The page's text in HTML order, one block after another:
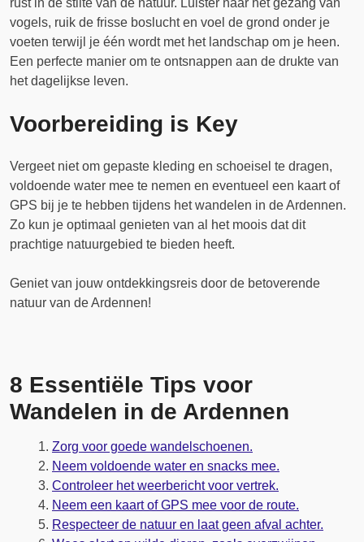
rust in de stilte van de natuur. Luister naar het gezang van
vogels, ruik de frisse boslucht en voel de grond onder je
voeten terwijl je één wordt met het landschap om je heen.
Een perfecte manier om te ontsnappen aan de drukte van
het dagelijkse leven.
Voorbereiding is Key
Vergeet niet om gepaste kleding en schoeisel te dragen,
voldoende water mee te nemen en eventueel een kaart of
GPS bij je te hebben tijdens het wandelen in de Ardennen.
Zo kun je optimaal genieten van al het moois dat dit
prachtige natuurgebied te bieden heeft.
Geniet van jouw ontdekkingsreis door de betoverende
natuur van de Ardennen!
8 Essentiële Tips voor
Wandelen in de Ardennen
Zorg voor goede wandelschoenen.
Neem voldoende water en snacks mee.
Controleer het weerbericht voor vertrek.
Neem een kaart of GPS mee voor de route.
Respecteer de natuur en laat geen afval achter.